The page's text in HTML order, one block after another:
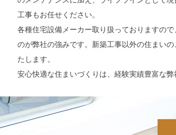
工事もお任せください。
各種住宅設備メーカー取り扱っておりますの
のが弊社の強みです。新築工事以外の住まい
たします。
安心快適な住まいづくりは、経験実績豊富な